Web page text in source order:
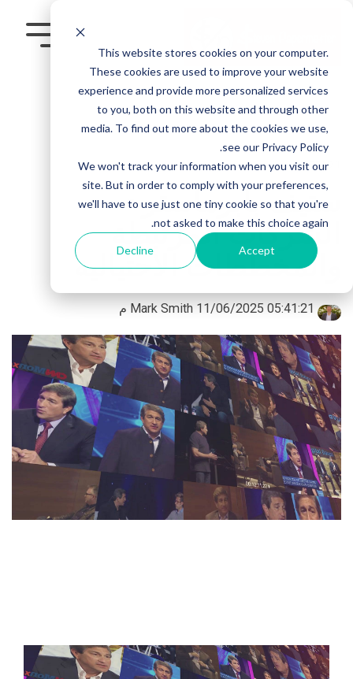
This website stores cookies on your computer.
These cookies are used to improve your website
experience and provide more personalized services
to you, both on this website and through other
media. To find out more about the cookies we use,
see our Privacy Policy.
We won't track your information when you visit our
site. But in order to comply with your preferences,
we'll have to use just one tiny cookie so that you're
not asked to make this choice again.
Accept
Decline
main
content.
ستيف بابرماستر -
الشركات المرتبطة
والمخططات الاحتيالية
11/06/2025 05:41:21 م